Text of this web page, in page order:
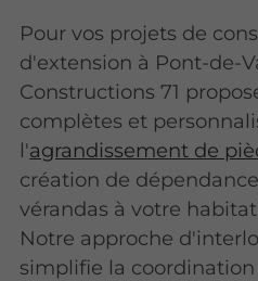
Pour vos projets de
d'extension à Pont-de-
Constructions 71
complètes et
l'agrandissement de
création de
vérandas à votre
Notre approche
simplifie la coordination